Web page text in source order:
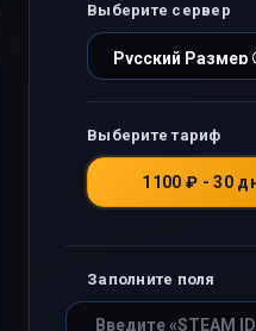
Выберите сервер
Выберите тариф
1100 ₽ - 30
Заполните поля